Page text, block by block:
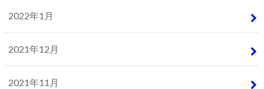
2022年1月
2021年12月
2021年11月